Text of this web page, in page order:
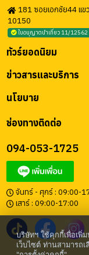
181 ซอยเอกชัย44 แข
10150
ใบอนุญาตนำเที่ยว 11/12562
ช่องทางติดต่อ
094-053-1725
จันทร์ - ศุกร์ : 09:00-
เสาร์ : 09:00-17:00
นโยบาย
ข่าวสารและบริการ
ทัวร์ยอดนิยม
บริษัทฯ ใช้คุกกี้เพื่อเพิ่
เว็บไซต์ ท่านสามารถ